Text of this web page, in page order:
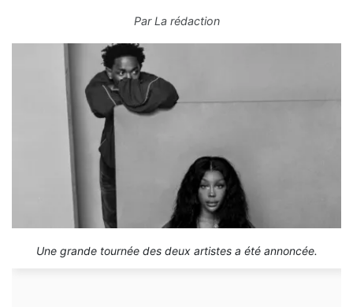
ParLa rédaction
Une grande tournée des deux artistes a été annoncée.